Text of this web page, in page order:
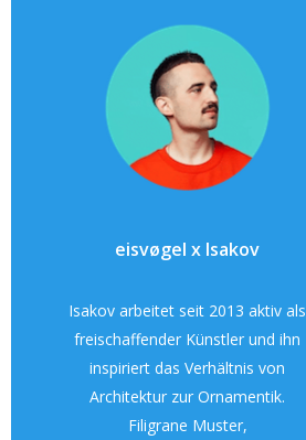
eisvøgel x Isakov
Isakov arbeitet seit 2013 aktiv als
freischaffender Künstler und ihn
inspiriert das Verhältnis von
Architektur zur Ornamentik.
Filigrane Muster,